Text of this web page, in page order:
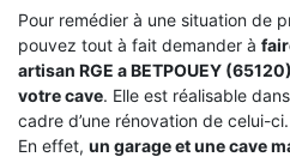
Pour remédier à une situation de
pouvez tout à fait demander à
artisan RGE a BETPOUEY (65120)
votre cave. Elle est réalisable
cadre d’une rénovation de celui-ci.
En effet, un garage et une cave